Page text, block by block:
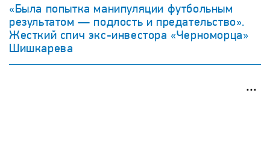
«Была попытка манипуляции футбольным
результатом — подлость и предательство».
Жесткий спич экс-инвестора «Черноморца»
Шишкарева